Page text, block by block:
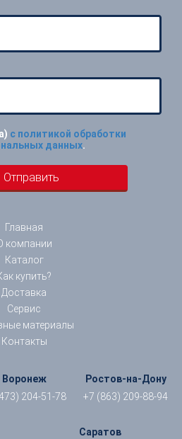
с политикой обработки
данных.
Главная
компании
Каталог
купить?
Доставка
Сервис
материалы
Контакты
Воронеж
204-51-78
Ростов-на-Дону
+7 (863) 209-88-94
Саратов